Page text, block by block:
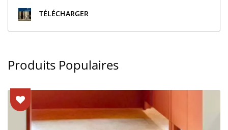
TÉLÉCHARGER
Produits Populaires